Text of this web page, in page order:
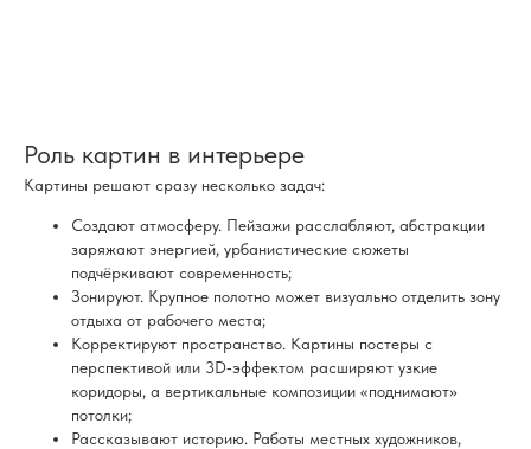
Роль картин в интерьере
Картины решают сразу несколько задач:
Создают атмосферу. Пейзажи расслабляют, абстракции
заряжают энергией, урбанистические сюжеты
подчёркивают современность;
Зонируют. Крупное полотно может визуально отделить зону
отдыха от рабочего места;
Корректируют пространство. Картины постеры с
перспективой или 3D‑эффектом расширяют узкие
коридоры, а вертикальные композиции «поднимают»
потолки;
Рассказывают историю. Работы местных художников,